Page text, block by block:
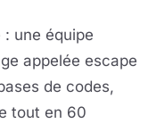
une équipe
appelée escape
de codes,
tout en 60